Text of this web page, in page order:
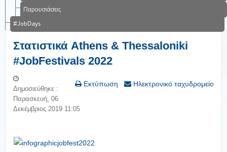
Παρουσιάσεις
#JobDays
Στατιστικά Athens & Thessaloniki
#JobFestivals 2022
Εκτύπωση Ηλεκτρονικό ταχυδρομείο
Δημοσιεύθηκε :
Παρασκευή, 06
Δεκέμβριος 2019 11:05